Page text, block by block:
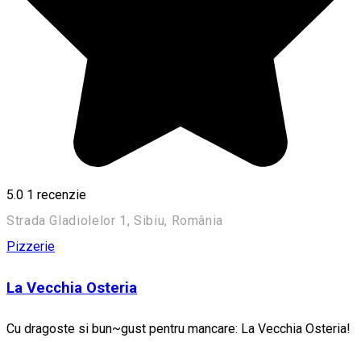
5.0 1 recenzie
Strada Gladiolelor 1, Sibiu, România
Pizzerie
La Vecchia Osteria
Cu dragoste si bun~gust pentru mancare: La Vecchia Osteria!